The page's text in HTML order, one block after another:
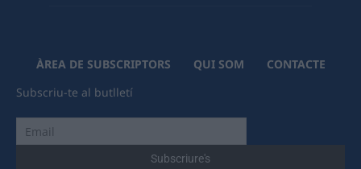
ÀREA DE SUBSCRIPTORS QUI SOM
CONTACTE
Subscriu-te al butlletí